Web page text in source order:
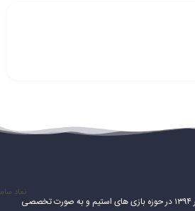
سایت استیم فروشی در شهریور ۱۳۹۴ در حوزه بازی های استیم و به صورت تخصصی
نماد